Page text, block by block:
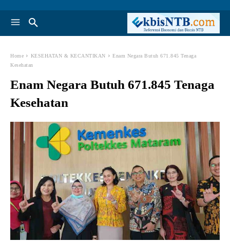
Home KESEHATAN & KECANTIKAN
Enam Negara Butuh 671.845 Tenaga
Kesehatan
Enam Negara Butuh 671.845 Tenaga
Kesehatan